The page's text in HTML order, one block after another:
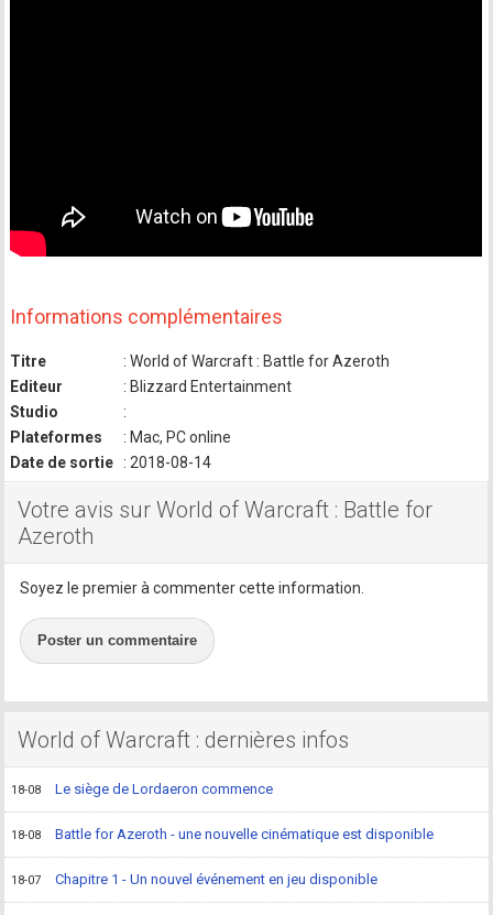
Informations complémentaires
Titre
: World of Warcraft : Battle for Azeroth
Editeur
: Blizzard Entertainment
Studio
:
Plateformes
: Mac, PC online
Date de sortie
: 2018-08-14
Votre avis sur World of Warcraft : Battle for
Azeroth
Soyez le premier à commenter cette information.
Poster un commentaire
World of Warcraft : dernières infos
18-08 Le siège de Lordaeron commence
18-08 Battle for Azeroth - une nouvelle cinématique est disponible
18-07 Chapitre 1 - Un nouvel événement en jeu disponible